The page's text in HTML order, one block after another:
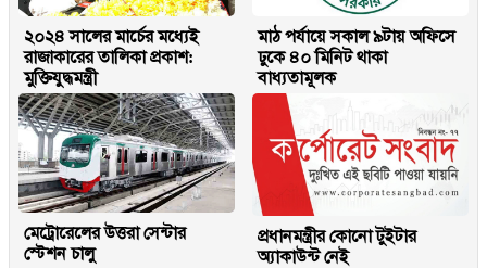
২০২৪ সালের মার্চের মধ্যেই
রাজাকারের তালিকা প্রকাশ:
মুক্তিযুদ্ধমন্ত্রী
মাঠ পর্যায়ে সকাল ৯টায় অফিসে
ঢুকে ৪০ মিনিট থাকা
বাধ্যতামূলক
মেট্রোরেলের উত্তরা সেন্টার
স্টেশন চালু
প্রধানমন্ত্রীর কোনো টুইটার
অ্যাকাউন্ট নেই